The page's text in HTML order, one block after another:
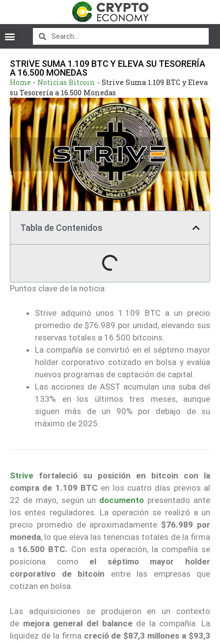
STRIVE SUMA 1.109 BTC Y ELEVA SU TESORERÍA
A 16.500 MONEDAS
Home - Noticias Bitcoin - Strive Suma 1.109 BTC y Eleva
su Tesorería a 16.500 Monedas
Tabla de Contenidos
Puntos clave de la noticia:
Strive adquirió unos 1.109 BTC a un precio
promedio de $76.989 por unidad, elevando sus
reservas totales a 16.500 bitcoins.
La compañía se convirtió en el séptimo mayor
holder corporativo cotizado en bolsa y evalúa
nuevos programas de captación de capital.
Las acciones de ASST acumulan una suba del
133% en los últimos tres meses, aunque
siguen más de un 90% por debajo de su
máximo de 2025.
Strive fortaleció su posición en bitcoin con la
compra de 1.109 BTC en los cuatro días previos al
22 de mayo, según un documento presentado ante
los entes reguladores. La operación se realizó a un
precio promedio de aproximadamente $76.989 por
moneda, lo que eleva las tenencias totales de la firma
a 16.500 BTC. Con esta operación, la compañía se
posiciona como el séptimo mayor holder
corporativo de bitcoin entre las empresas que
cotizan en bolsa.
Las adquisiciones se produjeron en un contexto
de mejora general del balancede la compañía. La
liquidez de la firma creció de $87,3 millones a $93,3